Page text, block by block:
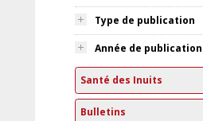
Type de publication
Année de publication
Santé des Inuits
Bulletins